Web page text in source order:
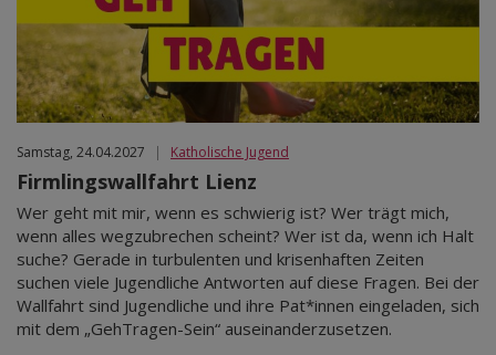
Samstag, 24.04.2027 | Katholische Jugend
Firmlingswallfahrt Lienz
Wer geht mit mir, wenn es schwierig ist? Wer trägt mich,
wenn alles wegzubrechen scheint? Wer ist da, wenn ich Halt
suche? Gerade in turbulenten und krisenhaften Zeiten
suchen viele Jugendliche Antworten auf diese Fragen. Bei der
Wallfahrt sind Jugendliche und ihre Pat*innen eingeladen, sich
mit dem „GehTragen-Sein“ auseinanderzusetzen.